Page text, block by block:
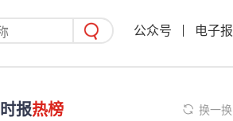
公众号 电子报
时报热榜 换一换